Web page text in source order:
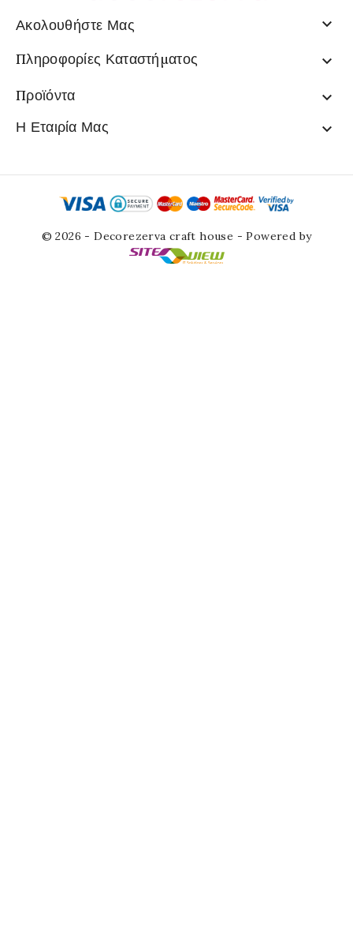
Ακολουθήστε Μας 
Πληροφορίες Καταστήματος 
Προϊόντα 
Η Εταιρία Μας 
© 2026 - Decorezerva craft house - Powered by